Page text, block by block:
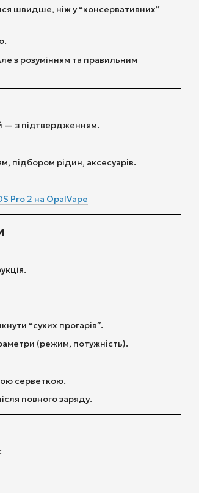
швидше, ніж у “консервативних”
з розумінням та правильним
— з підтвердженням.
підбором рідин, аксесуарів.
Pro 2 на OpalVape
“сухих прогарів”.
(режим, потужність).
серветкою.
повного заряду.